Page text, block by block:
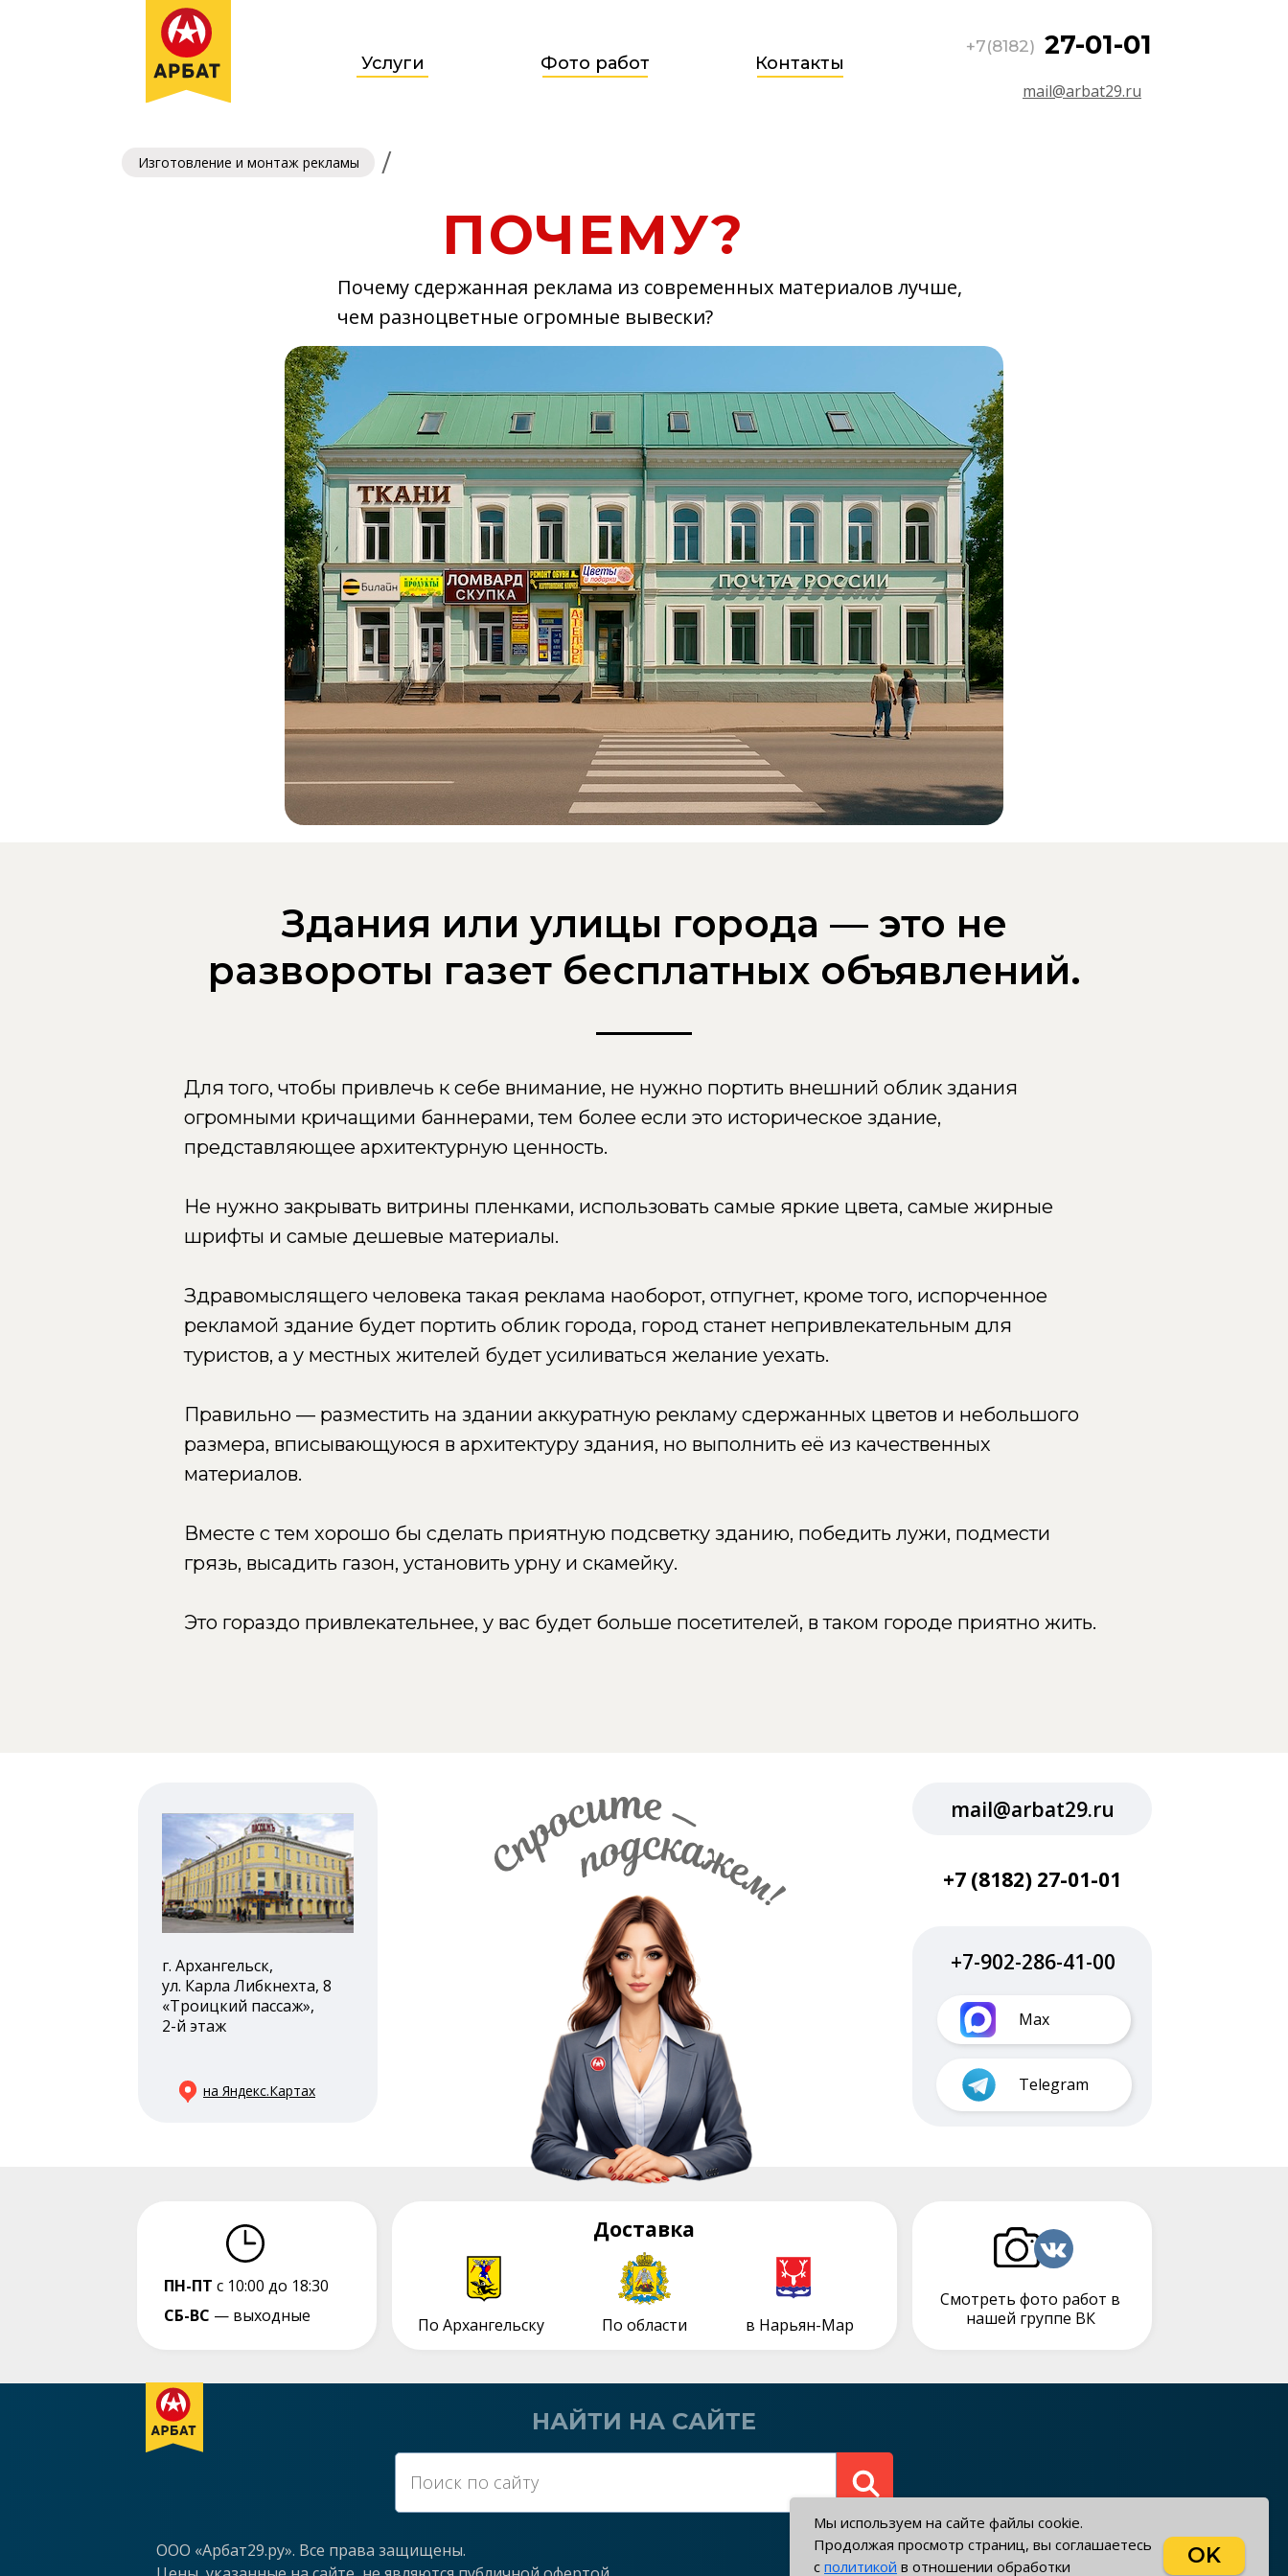
Услуги Фото работ
Контакты
mail@arbat29.ru
27-01-01
+7(8182)
/
Изготовление и монтаж рекламы
ПОЧЕМУ?
Почему сдержанная реклама из современных материалов лучше,
чем разноцветные огромные вывески?
Здания или улицы города — это не
развороты газет бесплатных объявлений.
Для того, чтобы привлечь к себе внимание, не нужно портить внешний облик здания
огромными кричащими баннерами, тем более если это историческое здание,
представляющее архитектурную ценность.
Не нужно закрывать витрины пленками, использовать самые яркие цвета, самые жирные
шрифты и самые дешевые материалы.
Здравомыслящего человека такая реклама наоборот, отпугнет, кроме того, испорченное
рекламой здание будет портить облик города, город станет непривлекательным для
туристов, а у местных жителей будет усиливаться желание уехать.
Правильно — разместить на здании аккуратную рекламу сдержанных цветов и небольшого
размера, вписывающуюся в архитектуру здания, но выполнить её из качественных
материалов.
Вместе с тем хорошо бы сделать приятную подсветку зданию, победить лужи, подмести
грязь, высадить газон, установить урну и скамейку.
Это гораздо привлекательнее, у вас будет больше посетителей, в таком городе приятно жить.
ООО «Арбат29.ру». Все права защищены.
mail@arbat29.ru
Смотреть фото работ в
нашей группе ВК
+7 (8182) 27-01-01
Max
+7-902-286-41-00
ПН-ПТ с 10:00 до 18:30
Telegram
СБ-ВС — выходные
г. Архангельск,
ул. Карла Либкнехта, 8
«Троицкий пассаж»,
2-й этаж
на Яндекс.Картах
Доставка
По Архангельску в Нарьян-Мар
По области
НАЙТИ НА САЙТЕ
Мы используем на сайте файлы cookie.
Продолжая просмотр страниц, вы соглашаетесь
с политикой в отношении обработки OK